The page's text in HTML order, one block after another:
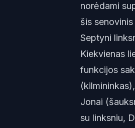
norėdami
šis
Septyni
Kiekvienas
funkcijos
Jonai
su linksniu,